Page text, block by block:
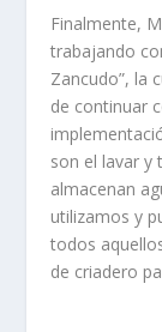
Finalmente,
trabajando
Zancudo”, la
de continuar
son el lavar y
almacenan
utilizamos y
todos
de criadero